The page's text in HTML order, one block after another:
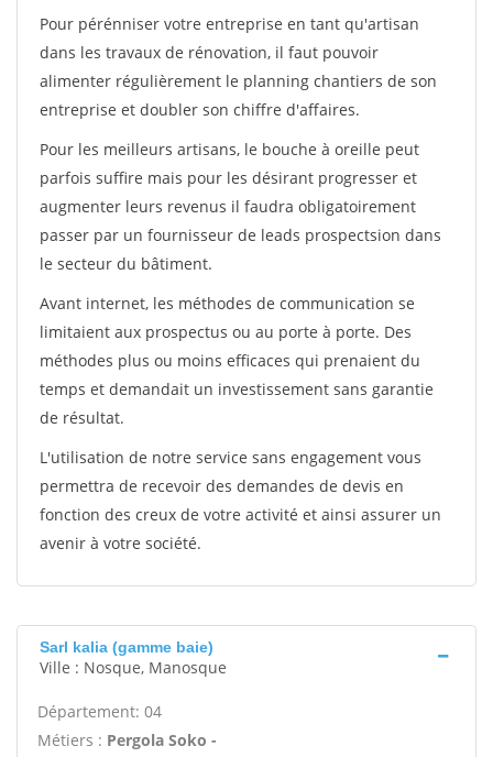
Pour pérénniser votre entreprise en tant qu'artisan
dans les travaux de rénovation, il faut pouvoir
alimenter régulièrement le planning chantiers de son
entreprise et doubler son chiffre d'affaires.
Pour les meilleurs artisans, le bouche à oreille peut
parfois suffire mais pour les désirant progresser et
augmenter leurs revenus il faudra obligatoirement
passer par un fournisseur de leads prospectsion dans
le secteur du bâtiment.
Avant internet, les méthodes de communication se
limitaient aux prospectus ou au porte à porte. Des
méthodes plus ou moins efficaces qui prenaient du
temps et demandait un investissement sans garantie
de résultat.
L'utilisation de notre service sans engagement vous
permettra de recevoir des demandes de devis en
fonction des creux de votre activité et ainsi assurer un
avenir à votre société.
Sarl kalia (gamme baie)
Ville : Nosque, Manosque
Département: 04
Métiers : Pergola Soko -